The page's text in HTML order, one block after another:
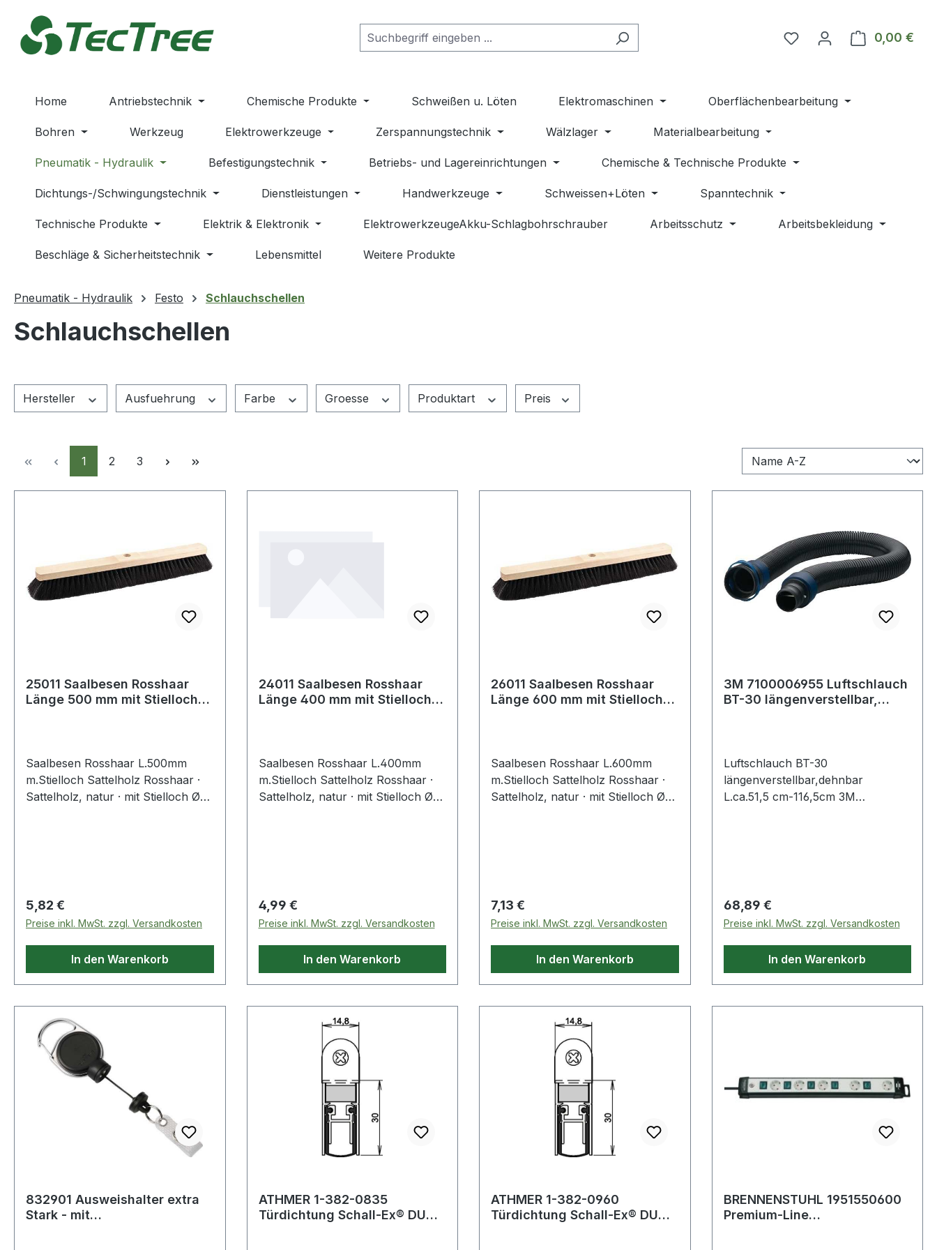
Hauptinhalt springen
Zur Suche springen
Zur Hauptnavigation springen
Du hast 0 Produkte auf
0,00 €
Home Antriebstechnik Chemische Produkte Schweißen u. Löten Elektromaschinen Oberflächenbearbeitung
Bohren Werkzeug Elektrowerkzeuge Zerspannungstechnik Wälzlager Materialbearbeitung
Pneumatik - Hydraulik Befestigungstechnik Betriebs- und Lagereinrichtungen Chemische & Technische Produkte
Dichtungs-/Schwingungstechnik Dienstleistungen Handwerkzeuge Schweissen+Löten Spanntechnik
Technische Produkte Elektrik & Elektronik ElektrowerkzeugeAkku-Schlagbohrschrauber Arbeitsschutz Arbeitsbekleidung
Beschläge & Sicherheitstechnik Lebensmittel Weitere Produkte
Pneumatik - Hydraulik Festo Schlauchschellen
Schlauchschellen
Hersteller Ausfuehrung Farbe Groesse Produktart Preis
Seite
1 Seite
2 Seite
3
25011 Saalbesen Rosshaar
Länge 500 mm mit Stielloch
Saalbesen Rosshaar L.500mm
m.Stielloch Sattelholz Rosshaar ·
Sattelholz, natur · mit Stielloch Ø
Regulärer Preis:
5,82 €
Preise inkl. MwSt. zzgl. Versandkosten
In den Warenkorb
24011 Saalbesen Rosshaar
Länge 400 mm mit Stielloch
Saalbesen Rosshaar L.400mm
m.Stielloch Sattelholz Rosshaar ·
Sattelholz, natur · mit Stielloch Ø
Regulärer Preis:
4,99 €
Preise inkl. MwSt. zzgl. Versandkosten
In den Warenkorb
26011 Saalbesen Rosshaar
Länge 600 mm mit Stielloch
Saalbesen Rosshaar L.600mm
m.Stielloch Sattelholz Rosshaar ·
Sattelholz, natur · mit Stielloch Ø
Regulärer Preis:
7,13 €
Preise inkl. MwSt. zzgl. Versandkosten
In den Warenkorb
3M 7100006955 Luftschlauch
BT-30 längenverstellbar,
Luftschlauch BT-30
längenverstellbar,dehnbar
L.ca.51,5 cm-116,5cm 3M
technische Eigenschaften:·
Ausführung: längenverstellbar,
dehnbar· prüfpflichtig: ja
Regulärer Preis:
68,89 €
Preise inkl. MwSt. zzgl. Versandkosten
In den Warenkorb
832901 Ausweishalter extra
Stark - mit
ATHMER 1-382-0835
Türdichtung Schall-Ex® DUO
ATHMER 1-382-0960
Türdichtung Schall-Ex® DUO
BRENNENSTUHL 1951550600
Premium-Line